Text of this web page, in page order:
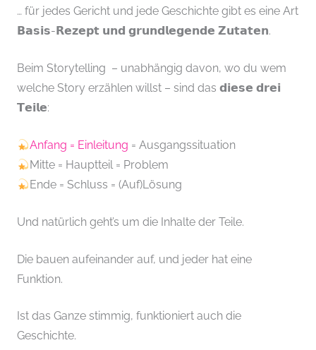
… für jedes Gericht und jede Geschichte gibt es eine Art
𝗕𝗮𝘀𝗶𝘀-𝗥𝗲𝘇𝗲𝗽𝘁 𝘂𝗻𝗱 𝗴𝗿𝘂𝗻𝗱𝗹𝗲𝗴𝗲𝗻𝗱𝗲 𝗭𝘂𝘁𝗮𝘁𝗲𝗻.
Beim Storytelling – unabhängig davon, wo du wem
welche Story erzählen willst – sind das 𝗱𝗶𝗲𝘀𝗲 𝗱𝗿𝗲𝗶
𝗧𝗲𝗶𝗹𝗲:
Anfang = Einleitung = Ausgangssituation
Mitte = Hauptteil = Problem
Ende = Schluss = (Auf)Lösung
Und natürlich geht’s um die Inhalte der Teile.
Die bauen aufeinander auf, und jeder hat eine
Funktion.
Ist das Ganze stimmig, funktioniert auch die
Geschichte.